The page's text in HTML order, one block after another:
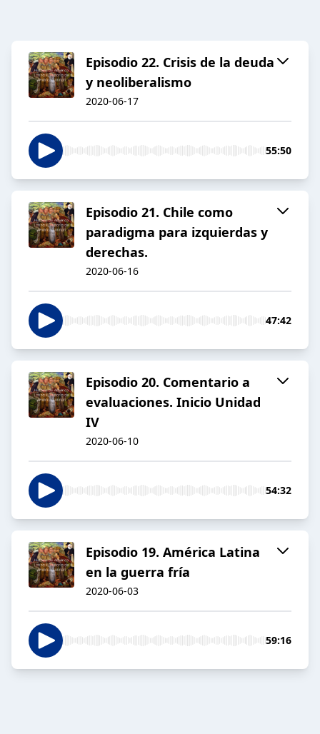
Episodio 22. Crisis de la deuda
y neoliberalismo
2020-06-17
55:50
Episodio 21. Chile como
paradigma para izquierdas y
derechas.
2020-06-16
47:42
Episodio 20. Comentario a
evaluaciones. Inicio Unidad
IV
2020-06-10
54:32
Episodio 19. América Latina
en la guerra fría
2020-06-03
59:16